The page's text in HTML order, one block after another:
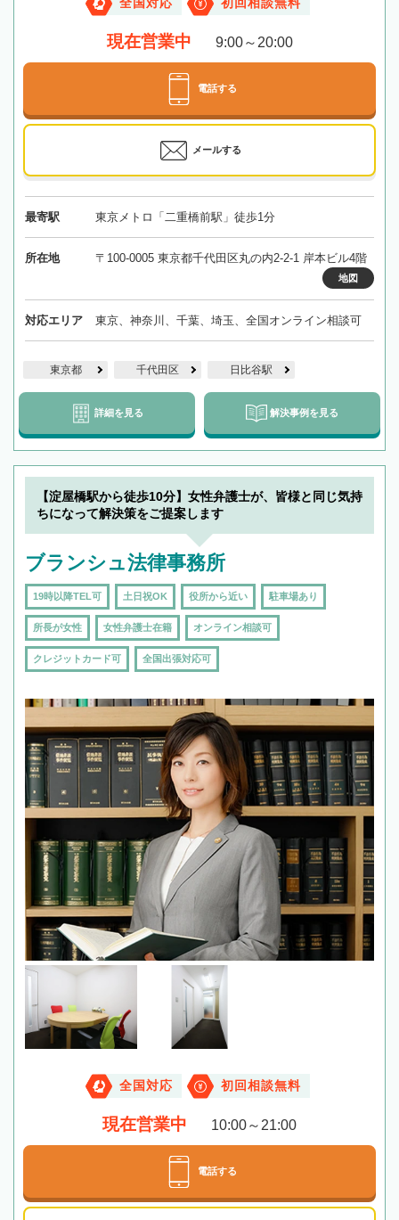
全国対応 初回相談無料
現在営業中 9:00～20:00
電話する
メールする
最寄駅 東京メトロ「二重橋前駅」徒歩1分
所在地 〒100-0005 東京都千代田区丸の内2-2-1 岸本ビル4階
地図
対応エリア 東京、神奈川、千葉、埼玉、全国オンライン相談可
東京都 千代田区 日比谷駅
詳細を見る 解決事例を見る
【淀屋橋駅から徒歩10分】女性弁護士が、皆様と同じ気持
ちになって解決策をご提案します
ブランシュ法律事務所
19時以降TEL可 土日祝OK 役所から近い 駐車場あり
所長が女性 女性弁護士在籍 オンライン相談可
クレジットカード可 全国出張対応可
全国対応 初回相談無料
現在営業中 10:00～21:00
電話する